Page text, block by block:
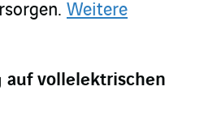
Weitere
auf vollelektrischen